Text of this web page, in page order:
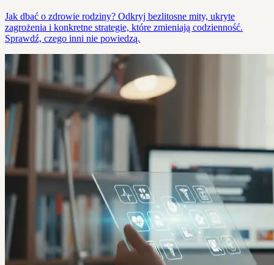
Jak dbać o zdrowie rodziny? Odkryj bezlitosne mity, ukryte
zagrożenia i konkretne strategie, które zmieniają codzienność.
Sprawdź, czego inni nie powiedzą.